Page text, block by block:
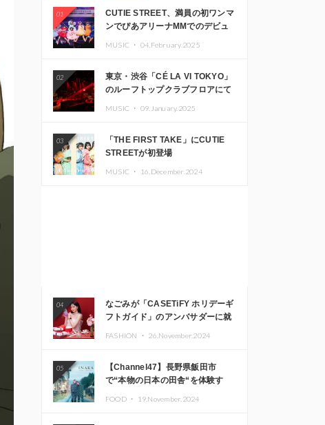
01
CUTIE STREET、満員の初ワンマ
ンでぴあアリーナMMでのデビュ
MUSIC ・ 04.February.2025
02
東京・渋谷「CÉ LA VI TOKYO」
のルーフトップクラブフロアにて
Kza（FORCE OF NATURE）ら日
本を代表するDJ・クリエイターが
出演
MUSIC ・ 09.January.2025
03
「THE FIRST TAKE」にCUTIE
STREETが初登場
MUSIC ・ 16.December.2024
04
なごみが「CASETiFY ホリデーギ
フトガイド」のアンバサダーに就
FASHION ・ 26.November.2024
05
【Channel47】長野県飯田市
で“本物の日本の田舎“を体験す
FOOD ・ 19.November.2024